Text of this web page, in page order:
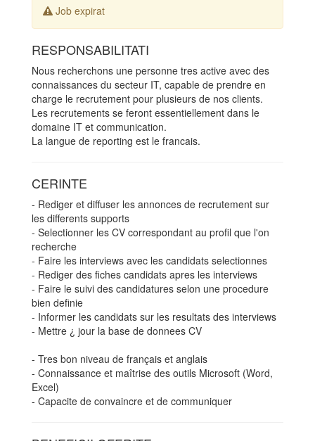
Job expirat
RESPONSABILITATI
Nous recherchons une personne tres active avec des
connaissances du secteur IT, capable de prendre en
charge le recrutement pour plusieurs de nos clients.
Les recrutements se feront essentiellement dans le
domaine IT et communication.
La langue de reporting est le francais.
CERINTE
- Rediger et diffuser les annonces de recrutement sur
les differents supports
- Selectionner les CV correspondant au profil que l'on
recherche
- Faire les interviews avec les candidats selectionnes
- Rediger des fiches candidats apres les interviews
- Faire le suivi des candidatures selon une procedure
bien definie
- Informer les candidats sur les resultats des interviews
- Mettre ¿ jour la base de donnees CV
- Tres bon niveau de français et anglais
- Connaissance et maîtrise des outils Microsoft (Word,
Excel)
- Capacite de convaincre et de communiquer